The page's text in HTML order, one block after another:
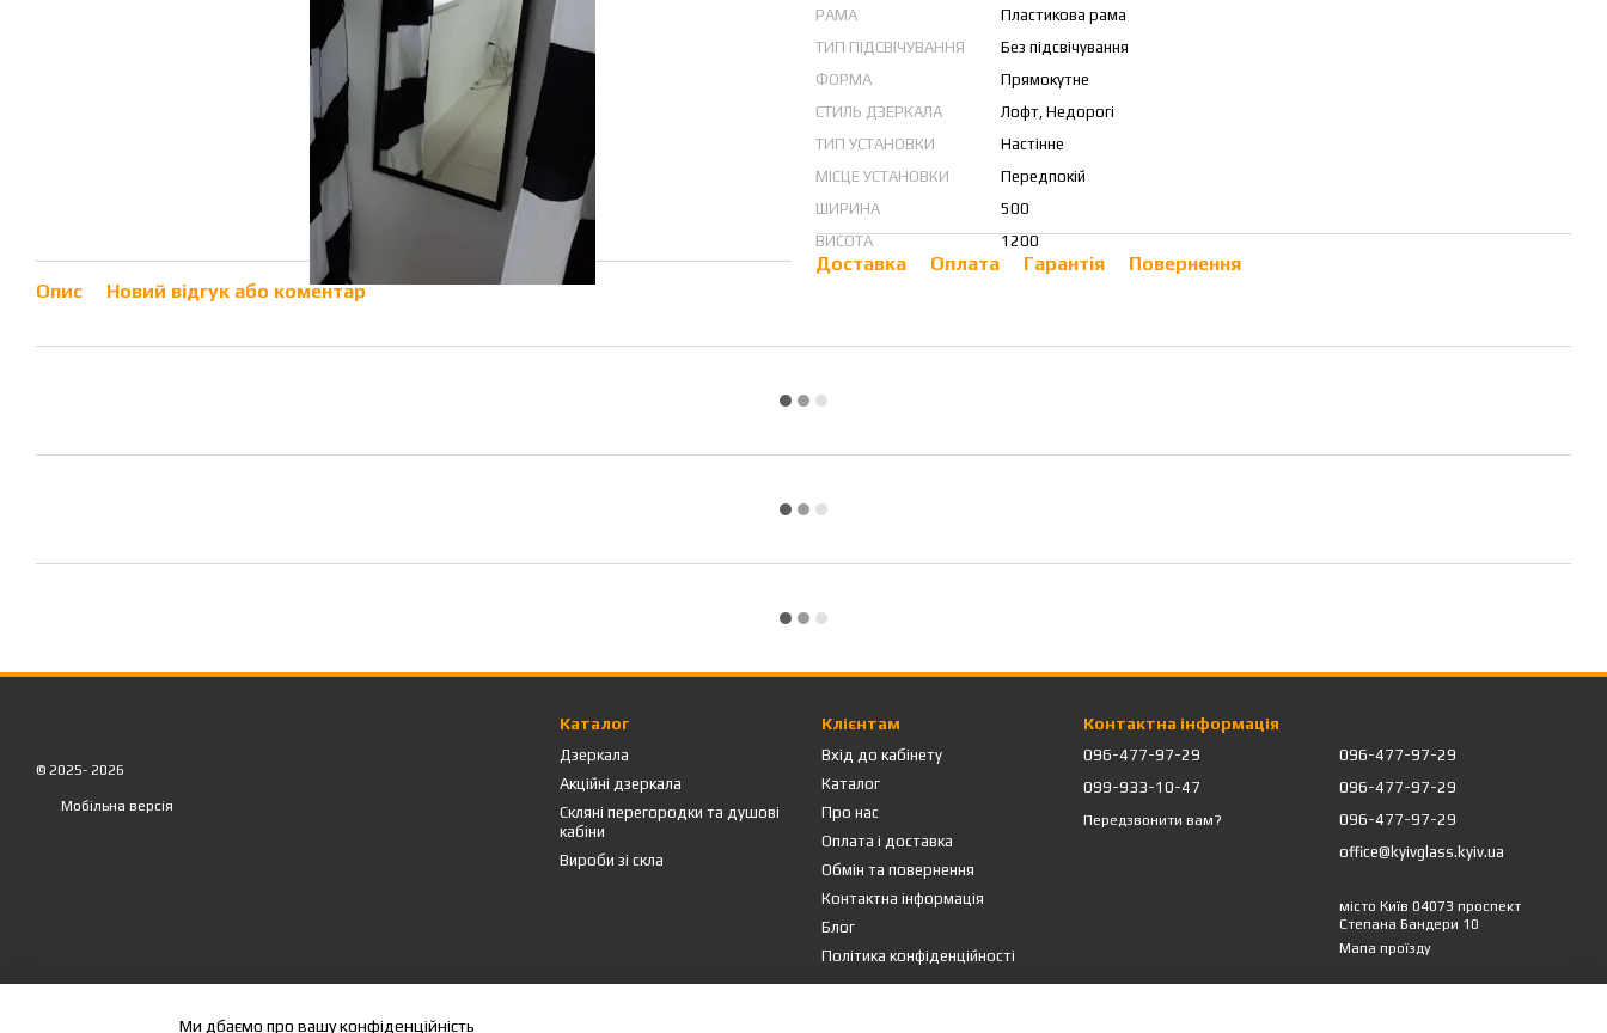
Опис Новий відгук або коментар
РАМА
Пластикова рама
ТИП ПІДСВІЧУВАННЯ
Без підсвічування
ФОРМА
Прямокутне
СТИЛЬ ДЗЕРКАЛА
Лофт, Недорогі
ТИП УСТАНОВКИ
Настінне
МІСЦЕ УСТАНОВКИ
Передпокій
ШИРИНА
500
ВИСОТА
1200
Доставка Оплата Гарантія Повернення
© 2025- 2026
Мобільна версія
Каталог
Дзеркала
Акційні дзеркала
Скляні перегородки та душові
кабіни
Вироби зі скла
Клієнтам
Вхід до кабінету
Каталог
Про нас
Оплата і доставка
Обмін та повернення
Контактна інформація
Блог
Політика конфіденційності
Контактна інформація
096-477-97-29
099-933-10-47
Передзвонити вам?
096-477-97-29
096-477-97-29
096-477-97-29
office@kyivglass.kyiv.ua
місто Київ 04073 проспект
Степана Бандери 10
Мапа проїзду
Ми дбаємо про вашу конфіденційність